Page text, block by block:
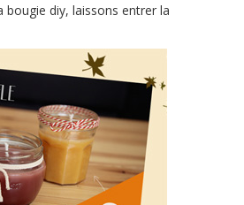
diy, laissons entrer la